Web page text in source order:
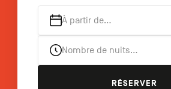
NL
À partir de…
Nombre de nuits…
RÉSERVER